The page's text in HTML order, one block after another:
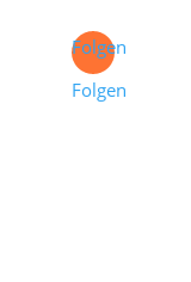
Folgen
Folgen